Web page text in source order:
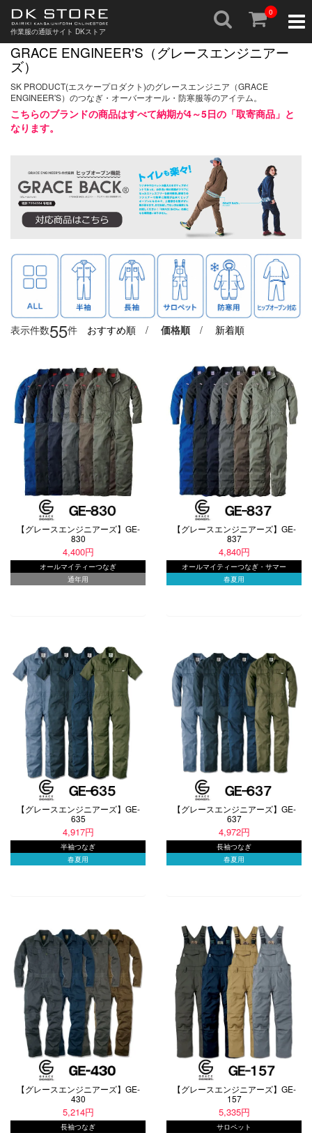
0
作業服の通販サイト DKストア
GRACE ENGINEER'S（グレースエンジニアー
ズ）
SK PRODUCT(エスケープロダクト)のグレースエンジニア（GRACE
ENGINEER'S）のつなぎ・オーバーオール・防寒服等のアイテム。
こちらのブランドの商品はすべて納期が4～5日の「取寄商品」と
なります。
表示件数55件 おすすめ順 / 価格順 / 新着順
【グレースエンジニアーズ】GE-
830
4,400円
オールマイティーつなぎ
通年用
【グレースエンジニアーズ】GE-
837
4,840円
オールマイティーつなぎ・サマー
春夏用
【グレースエンジニアーズ】GE-
635
4,917円
半袖つなぎ
春夏用
【グレースエンジニアーズ】GE-
637
4,972円
長袖つなぎ
春夏用
【グレースエンジニアーズ】GE-
430
5,214円
長袖つなぎ
【グレースエンジニアーズ】GE-
157
5,335円
サロペット